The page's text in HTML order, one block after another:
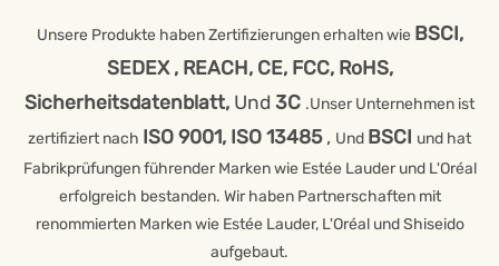
Unsere Produkte haben Zertifizierungen erhalten wie BSCI,
SEDEX , REACH, CE, FCC, RoHS,
Sicherheitsdatenblatt, Und 3C .Unser Unternehmen ist
zertifiziert nach ISO 9001, ISO 13485 , Und BSCI und hat
Fabrikprüfungen führender Marken wie Estée Lauder und L'Oréal
erfolgreich bestanden. Wir haben Partnerschaften mit
renommierten Marken wie Estée Lauder, L'Oréal und Shiseido
aufgebaut.